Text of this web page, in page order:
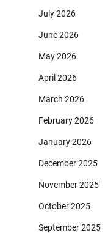
July 2026
June 2026
May 2026
April 2026
March 2026
February 2026
January 2026
December 2025
November 2025
October 2025
September 2025